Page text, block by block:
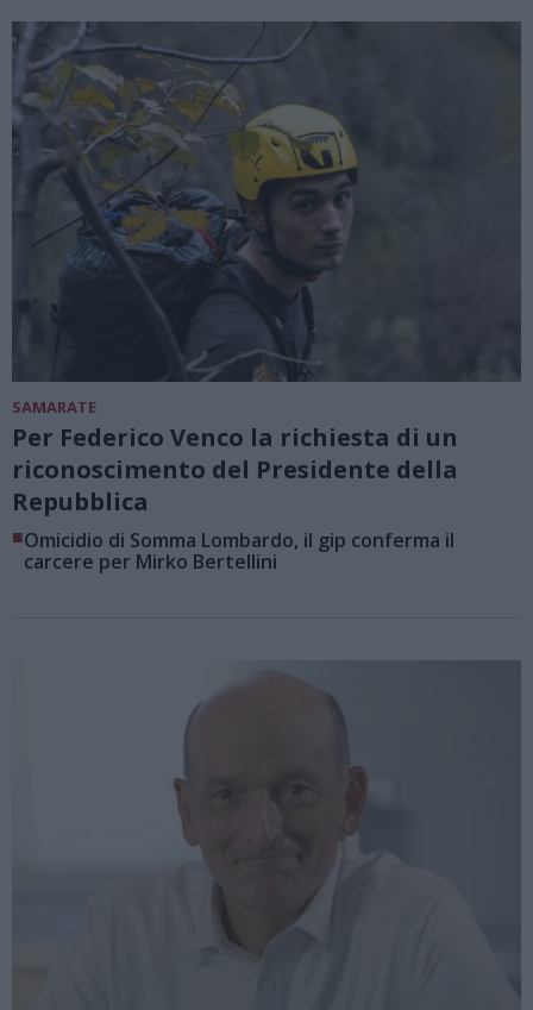
SAMARATE
Per Federico Venco la richiesta di un
riconoscimento del Presidente della
Repubblica
■Omicidio di Somma Lombardo, il gip conferma il
carcere per Mirko Bertellini